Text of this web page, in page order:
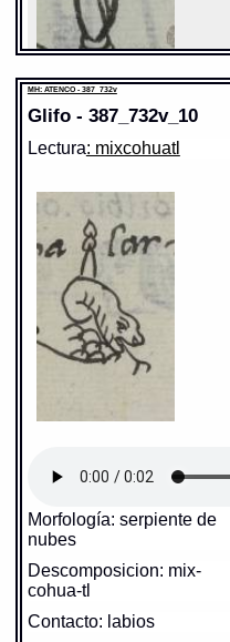
Valor fonético: tecpa
https://tlachia.iib.unam.mx/
Paleografía:tecpatl
Grafía normalizada:tecpatl
r.n.
Traducción uno:Pedernal
Traducción dos:pedernal
Diccionario:Bnf_362
17?? Bnf_362
México [Ciudad Universitaria, México
MH: ATENCO - 387_732v
Glifo - 387_732v_10
Lectura: mixcohuatl
Morfología: serpiente de
nubes
Descomposicion: mix-
cohua-tl
Contacto: labios